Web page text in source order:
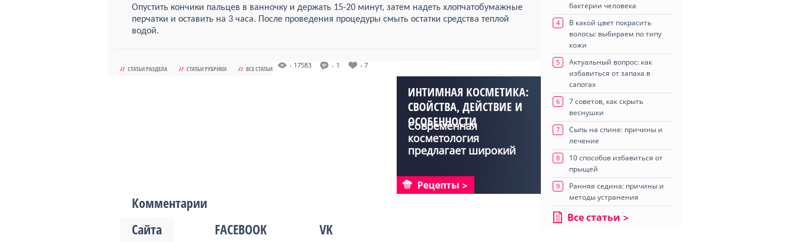
Опустить кончики пальцев в ванночку и держать 15-20 минут, затем надеть хлопчатобумажные
перчатки и оставить на 3 часа. После проведения процедуры смыть остатки средства теплой
водой.
// СТАТЬИ РАЗДЕЛА // СТАТЬИ РУБРИКИ // ВСЕ СТАТЬИ - 17583 - 1 - 7
ИНТИМНАЯ КОСМЕТИКА:
СВОЙСТВА, ДЕЙСТВИЕ И
ОСОБЕННОСТИ
ОТБЕЛИВАНИЯ
Современная
косметология
предлагает широкий
Рецепты
Комментарии
Сайта
FACEBOOK VK
бактерии человека
4
В какой цвет покрасить
волосы: выбираем по типу
кожи
5
Актуальный вопрос: как
избавиться от запаха в
сапогах
6
7 советов, как скрыть
веснушки
7
Сыпь на спине: причины и
лечение
8
10 способов избавиться от
прыщей
9
Ранняя седина: причины и
методы устранения
Все статьи